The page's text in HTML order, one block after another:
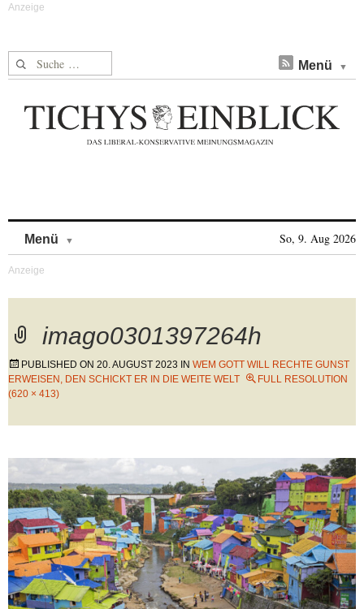
Suche nach: Menü
Menü So, 9. Aug 2026
imago0301397264h
PUBLISHED ON 20. AUGUST 2023 IN WEM GOTT WILL RECHTE GUNST
ERWEISEN, DEN SCHICKT ER IN DIE WEITE WELT
FULL RESOLUTION
(620 × 413)